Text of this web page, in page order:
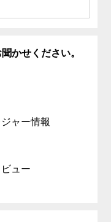
かせください。
ャー情報
ュー